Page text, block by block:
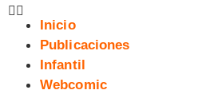
Inicio
Publicaciones
Infantil
Webcomic